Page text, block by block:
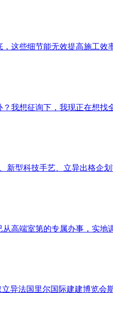
这些细节能无效提高施工
我想征询下，我现正在想
型科技手艺、立异出格企
高端室第的专属办事，实
法国里尔国际建建博览会